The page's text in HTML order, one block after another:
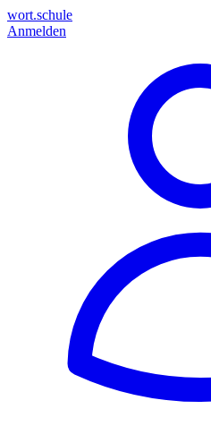
wort.schule
Anmelden